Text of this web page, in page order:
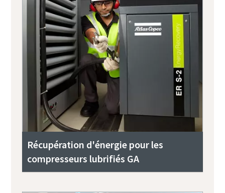
Récupération d'énergie pour les
compresseurs lubrifiés GA